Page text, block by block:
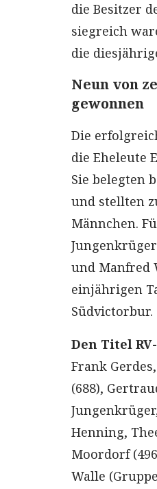
die Besitzer
siegreich
die
Neun von
gewonnen
Die
die Eheleute
Sie belegten
und stellten
Männchen.
und Manfred
einjährigen
Südvictorbur.
Den Titel
Frank
(688),
Henning,
Moordorf
Walle